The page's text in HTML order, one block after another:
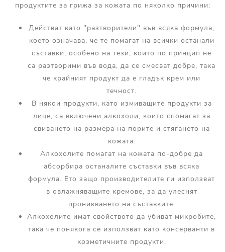
продуктите за грижа за кожата по няколко причини:
Действат като "разтворители" във всяка формула,
което означава, че те помагат на всички останали
съставки, особено на тези, които по принцип не
са разтворими във вода, да се смесват добре, така
че крайният продукт да е гладък крем или
течност.
В някои продукти, като измиващите продукти за
лице, са включени алкохоли, които спомагат за
свиването на размера на порите и стягането на
кожата.
Алкохолите помагат на кожата по-добре да
абсорбира останалите съставки във всяка
формула. Ето защо производителите ги използват
в овлажняващите кремове, за да улеснят
проникването на съставките.
Алкохолите имат свойството да убиват микробите,
така че понякога се използват като консерванти в
козметичните продукти.